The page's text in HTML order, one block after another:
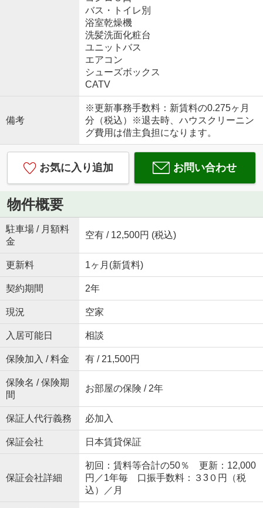
バス・トイレ別
浴室乾燥機
洗髪洗面化粧台
ユニットバス
エアコン
シューズボックス
CATV
備考
※更新事務手数料：新賃料の0.275ヶ月
分（税込）※退去時、ハウスクリーニン
グ費用は借主負担になります。
お気に入り追加 お問い合わせ
物件概要
駐車場 / 月額料
金
空有 / 12,500円 (税込)
更新料 1ヶ月(新賃料)
契約期間 2年
現況 空家
入居可能日 相談
保険加入 / 料金 有 / 21,500円
保険名 / 保険期
間
お部屋の保険 / 2年
保証人代行義務 必加入
保証会社 日本賃貸保証
保証会社詳細
初回：賃料等合計の50％ 更新：12,000
円／1年毎 口振手数料：３3０円（税
込）／月